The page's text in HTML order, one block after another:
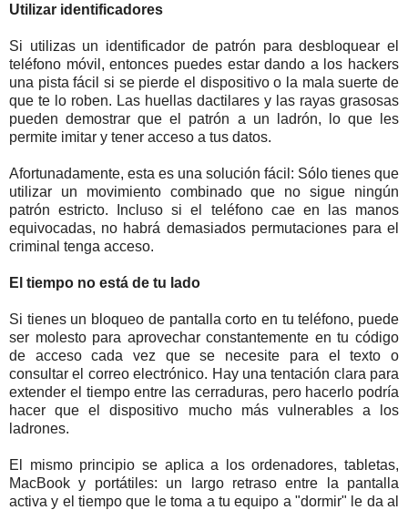
Utilizar identificadores
Si utilizas un identificador de patrón para desbloquear el
teléfono móvil, entonces puedes estar dando a los hackers
una pista fácil si se pierde el dispositivo o la mala suerte de
que te lo roben. Las huellas dactilares y las rayas grasosas
pueden demostrar que el patrón a un ladrón, lo que les
permite imitar y tener acceso a tus datos.
Afortunadamente, esta es una solución fácil: Sólo tienes que
utilizar un movimiento combinado que no sigue ningún
patrón estricto. Incluso si el teléfono cae en las manos
equivocadas, no habrá demasiados permutaciones para el
criminal tenga acceso.
El tiempo no está de tu lado
Si tienes un bloqueo de pantalla corto en tu teléfono, puede
ser molesto para aprovechar constantemente en tu código
de acceso cada vez que se necesite para el texto o
consultar el correo electrónico. Hay una tentación clara para
extender el tiempo entre las cerraduras, pero hacerlo podría
hacer que el dispositivo mucho más vulnerables a los
ladrones.
El mismo principio se aplica a los ordenadores, tabletas,
MacBook y portátiles: un largo retraso entre la pantalla
activa y el tiempo que le toma a tu equipo a "dormir" le da al